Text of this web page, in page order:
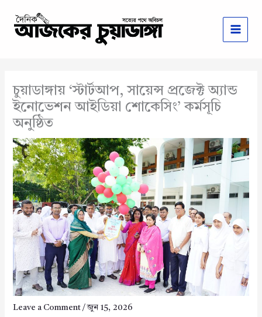
content
চুয়াডাঙ্গায় ‘স্টার্টআপ, সায়েন্স প্রজেক্ট অ্যান্ড
ইনোভেশন আইডিয়া শোকেসিং’ কর্মসূচি
অনুষ্ঠিত
Leave a Comment /জুন 15, 2026